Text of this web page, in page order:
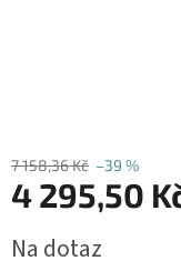
7 158,36 Kč –39 %
4 295,50
cena:
Na dotaz